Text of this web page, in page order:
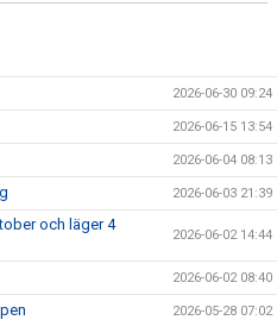
2026-06-30 09:24
2026-06-15 13:54
2026-06-04 08:13
2026-06-03 21:39
och läger 4
2026-06-02 14:44
2026-06-02 08:40
2026-05-28 07:02